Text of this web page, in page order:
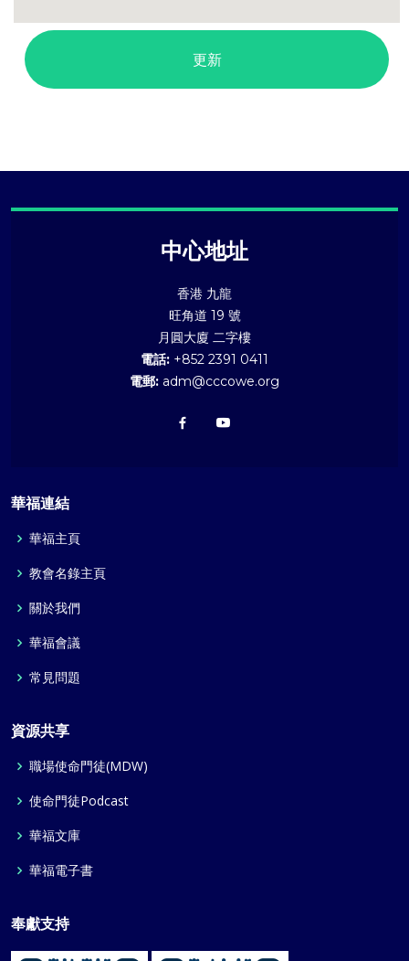
中心地址
香港 九龍
旺角道 19 號
月圓大廈 二字樓
電話: +852 2391 0411
電郵: adm@cccowe.org
華福連結
華福主頁
教會名錄主頁
關於我們
華福會議
常見問題
資源共享
職場使命門徒(MDW)
使命門徒Podcast
華福文庫
華福電子書
奉獻支持